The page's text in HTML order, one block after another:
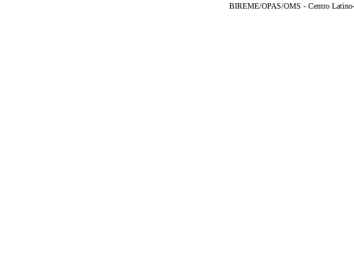
BIREME/OPAS/OMS - Centro Latino-